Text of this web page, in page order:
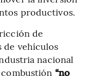
productivos.
de
de vehículos
nacional
“no